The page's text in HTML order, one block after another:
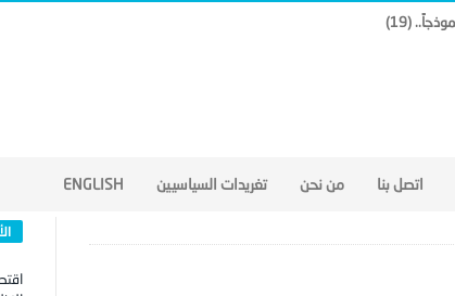
اتصل بنا من نحن تغريدات السياسيين ENGLISH